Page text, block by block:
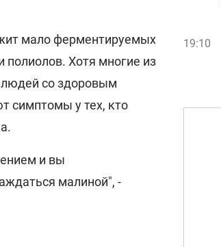
мало ферментируемых
полиолов. Хотя многие из
людей со здоровым
симптомы у тех, кто
и вы
малиной", -
19:10